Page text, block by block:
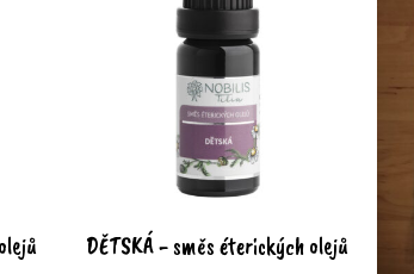
DĚTSKÁ - směs éterických olejů